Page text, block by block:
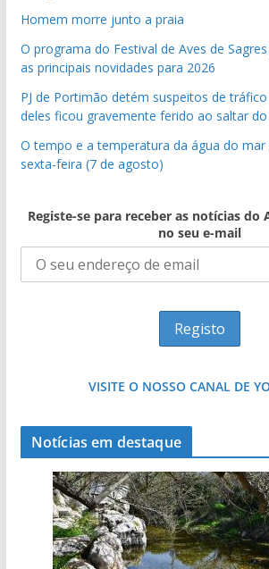
Homem morre junto a praia
O programa do Festival de Aves de
as principais novidades para 2026
PJ de Portimão detém suspeitos de
deles ficou gravemente ferido ao saltar do
O tempo e a temperatura da água do mar
sexta-feira (7 de agosto)
Registe-se para receber as notícias do
no seu e-mail
VISITE O NOSSO CANAL DE
Notícias em destaque